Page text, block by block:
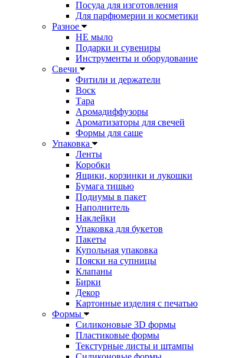
Посуда для изготовления
Для парфюмерии и косметики
Разное
НЕ мыло
Подарки и сувениры
Инструменты и оборудование
Свечи
Фитили и держатели
Воск
Тара
Аромадиффузоры
Ароматизаторы для свечей
Формы для саше
Упаковка
Ленты
Коробки
Ящики, корзинки и лукошки
Бумага тишью
Подиумы в пакет
Наполнитель
Наклейки
Упаковка для букетов
Пакеты
Купольная упаковка
Пояски на супницы
Клапаны
Бирки
Декор
Картонные изделия с печатью
Формы
Силиконовые 3D формы
Пластиковые формы
Текстурные листы и штампы